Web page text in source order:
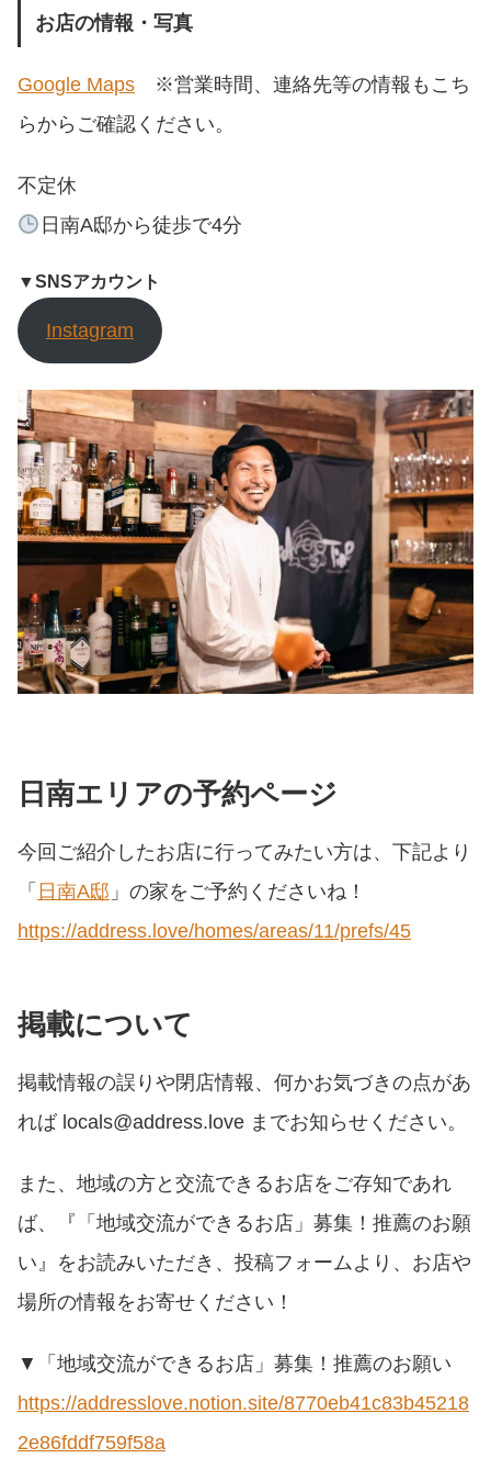
お店の情報・写真
Google Maps ※営業時間、連絡先等の情報もこち
らからご確認ください。
不定休
日南A邸から徒歩で4分
▼SNSアカウント
Instagram
日南エリアの予約ページ
今回ご紹介したお店に行ってみたい方は、下記より
「 日南A邸 」の家をご予約くださいね！
https://address.love/homes/areas/11/prefs/45
掲載について
掲載情報の誤りや閉店情報、何かお気づきの点があ
れば locals@address.love までお知らせください。
また、地域の方と交流できるお店をご存知であれ
ば、『「地域交流ができるお店」募集！推薦のお願
い』をお読みいただき、投稿フォームより、お店や
場所の情報をお寄せください！
▼「地域交流ができるお店」募集！推薦のお願い
https://addresslove.notion.site/8770eb41c83b45218
2e86fddf759f58a